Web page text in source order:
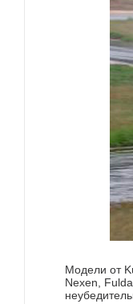
Модели от
Nexen,